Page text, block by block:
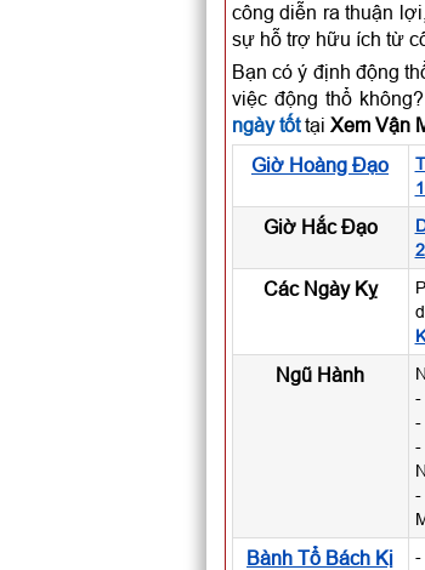
công diễn ra thuận
sự hỗ trợ hữu ích từ
Bạn có ý định động
việc động thổ
ngày tốttại Xem Vận
Giờ Hoàng Đạo
Giờ Hắc Đạo
Các Ngày Kỵ
Ngũ Hành
-
-
-
-
Bành Tổ Bách Kị
-